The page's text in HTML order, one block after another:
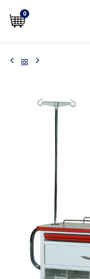
0